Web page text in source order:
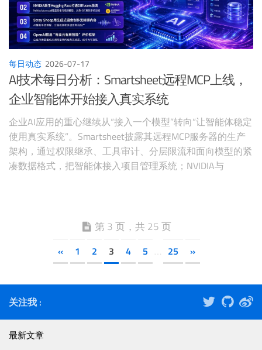
每日动态 2026-07-17
AI技术每日分析：Smartsheet远程MCP上线，
企业智能体开始接入真实系统
企业AI应用的重心继续从“接入一个模型”转向“让智能体稳定
使用真实系统”。Smartsheet披露其远程MCP服务器的生产
架构，通过权限继承、工具审计、分层限流和面向模型的紧
凑数据格式，把智能体接入项目管理系统；NVIDIA与
在扩大，保加利亚社会企业Stray Sheep使用生成式语音制
的有用智能”衡量企业AI。
第 3 页，共 25 页
« 1 2 3 4 5 … 25 »
关注我 :
最新文章